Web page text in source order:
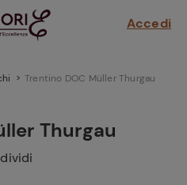
Accedi
Trentino DOC Müller Thurgau
Thurgau